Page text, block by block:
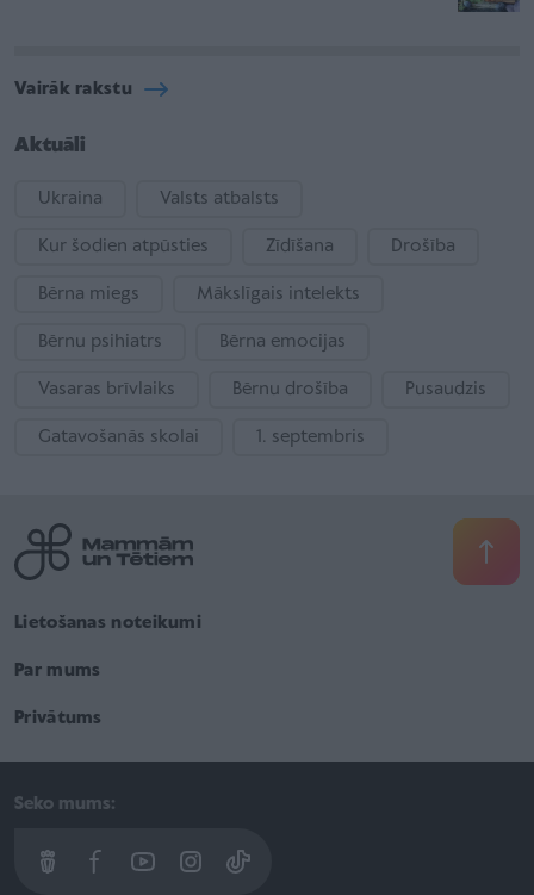
Vairāk rakstu
Aktuāli
Ukraina Valsts atbalsts
Kur šodien atpūsties Zīdīšana Drošība
Bērna miegs Mākslīgais intelekts
Bērnu psihiatrs Bērna emocijas
Vasaras brīvlaiks Bērnu drošība Pusaudzis
Gatavošanās skolai 1. septembris
Lietošanas noteikumi
Par mums
Privātums
Seko mums: